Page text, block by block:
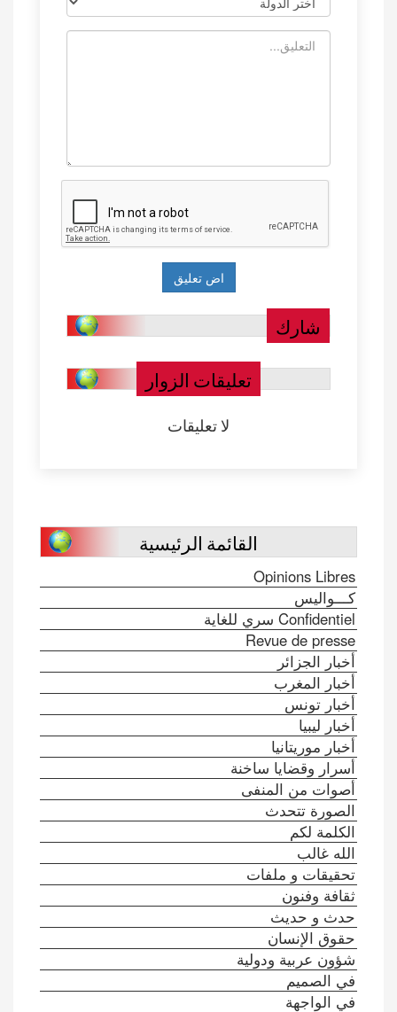
شارك
تعليقات الزوار
لا تعليقات
القائمة الرئيسية
Opinions Libres
كـــواليس
Confidentiel سري للغاية
Revue de presse
أخبار الجزائر
أخبار المغرب
أخبار تونس
أخبار ليبيا
أخبار موريتانيا
أسرار وقضايا ساخنة
أصوات من المنفى
الصورة تتحدث
الكلمة لكم
الله غالب
تحقيقات و ملفات
ثقافة وفنون
حدث و حديث
حقوق الإنسان
شؤون عربية ودولية
في الصميم
في الواجهة